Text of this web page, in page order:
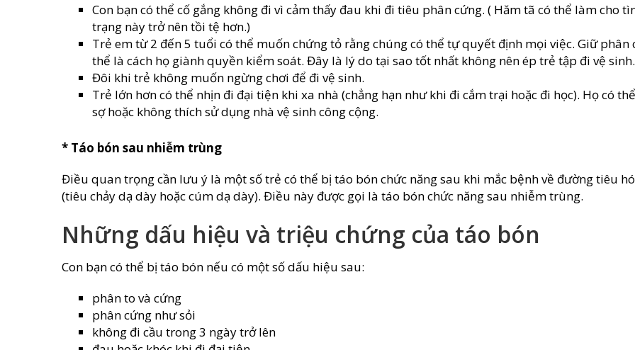
Con bạn có thể cố gắng không đi vì cảm thấy đau khi đi tiêu phân cứng. ( Hăm tã có thể làm cho
trạng này trở nên tồi tệ hơn.)
Trẻ em từ 2 đến 5 tuổi có thể muốn chứng tỏ rằng chúng có thể tự quyết định mọi việc. Giữ phân
thể là cách họ giành quyền kiểm soát. Đây là lý do tại sao tốt nhất không nên ép trẻ tập đi vệ sinh.
Đôi khi trẻ không muốn ngừng chơi để đi vệ sinh.
Trẻ lớn hơn có thể nhịn đi đại tiện khi xa nhà (chẳng hạn như khi đi cắm trại hoặc đi học). Họ có thể
sợ hoặc không thích sử dụng nhà vệ sinh công cộng.
* Táo bón sau nhiễm trùng
Điều quan trọng cần lưu ý là một số trẻ có thể bị táo bón chức năng sau khi mắc bệnh về đường tiêu
(tiêu chảy dạ dày hoặc cúm dạ dày). Điều này được gọi là táo bón chức năng sau nhiễm trùng.
Những dấu hiệu và triệu chứng của táo bón
Con bạn có thể bị táo bón nếu có một số dấu hiệu sau:
phân to và cứng
phân cứng như sỏi
không đi cầu trong 3 ngày trở lên